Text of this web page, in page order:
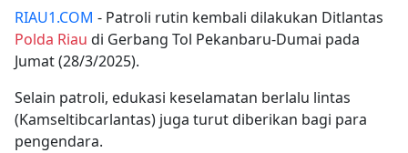
RIAU1.COM - Patroli rutin kembali dilakukan Ditlantas
Polda Riau di Gerbang Tol Pekanbaru-Dumai pada
Jumat (28/3/2025).
Selain patroli, edukasi keselamatan berlalu lintas
(Kamseltibcarlantas) juga turut diberikan bagi para
pengendara.